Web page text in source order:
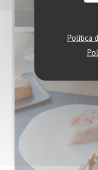
Política